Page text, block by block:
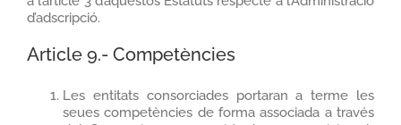
d’adscripció.
Article 9.- Competències
Les entitats consorciades portaran a terme les
seues competències de forma associada a través